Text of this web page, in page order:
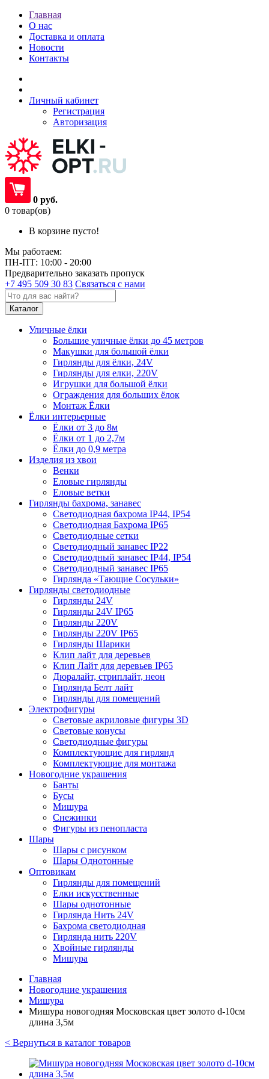
Главная
О нас
Доставка и оплата
Новости
Контакты
Личный кабинет
Регистрация
Авторизация
0 руб.
0 товар(ов)
В корзине пусто!
Мы работаем:
ПН-ПТ: 10:00 - 20:00
Предварительно заказать пропуск
+7 495 509 30 83 Связаться с нами
Каталог
Уличные ёлки
Большие уличные ёлки до 45 метров
Макушки для большой ёлки
Гирлянды для ёлки, 24V
Гирлянды для елки, 220V
Игрушки для большой ёлки
Ограждения для больших ёлок
Монтаж Ёлки
Ёлки интерьерные
Ёлки от 3 до 8м
Ёлки от 1 до 2,7м
Ёлки до 0,9 метра
Изделия из хвои
Венки
Еловые гирлянды
Еловые ветки
Гирлянды бахрома, занавес
Светодиодная бахрома IP44, IP54
Светодиодная Бахрома IP65
Светодиодные сетки
Светодиодный занавес IP22
Светодиодный занавес IP44, IP54
Светодиодный занавес IP65
Гирлянда «Тающие Сосульки»
Гирлянды светодиодные
Гирлянды 24V
Гирлянды 24V IP65
Гирлянды 220V
Гирлянды 220V IP65
Гирлянды Шарики
Клип лайт для деревьев
Клип Лайт для деревьев IP65
Дюралайт, стриплайт, неон
Гирлянда Белт лайт
Гирлянды для помещений
Электрофигуры
Световые акриловые фигуры 3D
Световые конусы
Светодиодные фигуры
Комплектующие для гирлянд
Комплектующие для монтажа
Новогодние украшения
Банты
Бусы
Мишура
Снежинки
Фигуры из пенопласта
Шары
Шары с рисунком
Шары Однотонные
Оптовикам
Гирлянды для помещений
Елки искусственные
Шары однотонные
Гирлянда Нить 24V
Бахрома светодиодная
Гирлянда нить 220V
Хвойные гирлянды
Мишура
Главная
Новогодние украшения
Мишура
Мишура новогодняя Московская цвет золото d-10см
длина 3,5м
< Вернуться в каталог товаров